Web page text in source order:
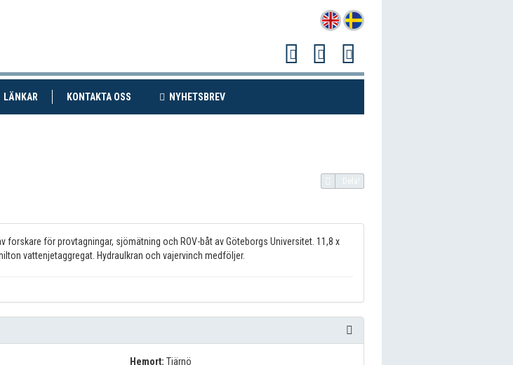
LÄNKAR KONTAKTA OSS (CURRENT)NYHETSBREV(CURRENT)
Dela!
forskare för provtagningar, sjömätning och ROV-båt av Göteborgs Universitet. 11,8 x
vattenjetaggregat. Hydraulkran och vajervinch medföljer.
Hemort: Tjärnö